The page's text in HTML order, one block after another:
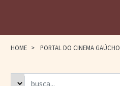
HOME > PORTAL DO CINEMA GAÚCHO